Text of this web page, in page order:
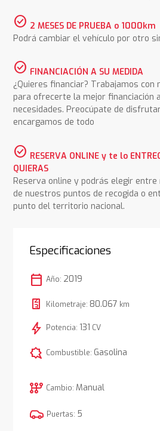
check_circle 2 MESES DE PRUEBA o 1000km
Podrá cambiar el vehículo por otro
check_circle FINANCIACIÓN A SU MEDIDA
¿Quieres financiar? Trabajamos
para ofrecerte la mejor financiación
necesidades. Preocúpate de
encargamos de todo
check_circle RESERVA ONLINE y te lo
QUIERAS
Reserva online y podrás elegir entre
de nuestros puntos de recogida o
punto del territorio nacional.
Especificaciones
calendar_today Año: 2019
Kilometraje: 80.067 km
bolt Potencia: 131 CV
comic_bubble Combustible: Gasolina
auto_transmission Cambio: Manual
Puertas: 5